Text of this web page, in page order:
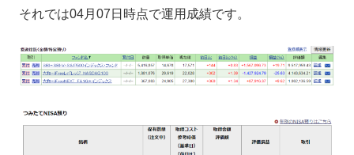
それでは04月07日時点で運用成績です。